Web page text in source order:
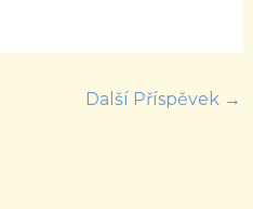
Další Příspěvek →